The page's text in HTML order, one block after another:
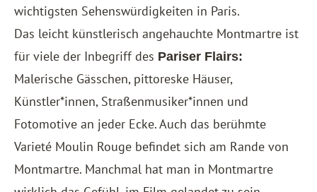
wichtigsten Sehenswürdigkeiten in Paris.
Das leicht künstlerisch angehauchte Montmartre ist
für viele der Inbegriff des Pariser Flairs:
Malerische Gässchen, pittoreske Häuser,
Künstler*innen, Straßenmusiker*innen und
Fotomotive an jeder Ecke. Auch das berühmte
Varieté Moulin Rouge befindet sich am Rande von
Montmartre. Manchmal hat man in Montmartre